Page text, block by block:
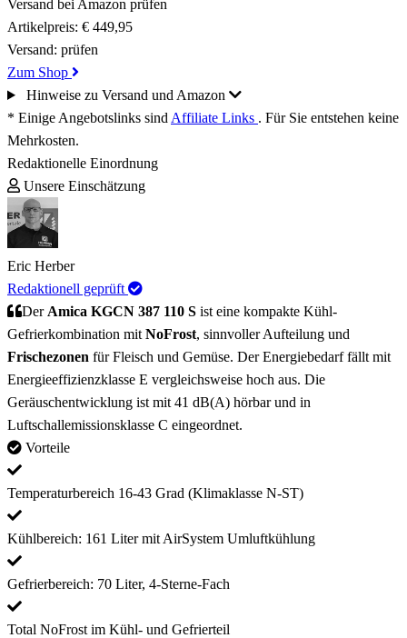
Versand bei Amazon prüfen
Artikelpreis: € 449,95
Versand: prüfen
Zum Shop
Hinweise zu Versand und Amazon
* Einige Angebotslinks sind Affiliate Links . Für Sie entstehen keine
Mehrkosten.
Redaktionelle Einordnung
Unsere Einschätzung
Eric Herber
Redaktionell geprüft
Der Amica KGCN 387 110 S ist eine kompakte Kühl-
Gefrierkombination mit NoFrost, sinnvoller Aufteilung und
Frischezonen für Fleisch und Gemüse. Der Energiebedarf fällt mit
Energieeffizienzklasse E vergleichsweise hoch aus. Die
Geräuschentwicklung ist mit 41 dB(A) hörbar und in
Luftschallemissionsklasse C eingeordnet.
Vorteile
Temperaturbereich 16-43 Grad (Klimaklasse N-ST)
Kühlbereich: 161 Liter mit AirSystem Umluftkühlung
Gefrierbereich: 70 Liter, 4-Sterne-Fach
Total NoFrost im Kühl- und Gefrierteil